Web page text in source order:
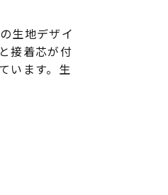
生地デザイ
接着芯が付
います。生